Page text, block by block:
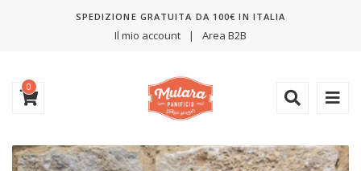
SPEDIZIONE GRATUITA DA 100€ IN ITALIA
Il mio account Area B2B
0